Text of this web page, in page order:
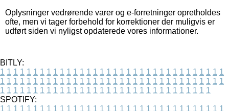
Oplysninger vedrørende varer og e-forretninger opretholdes
ofte, men vi tager forbehold for korrektioner der muligvis er
udført siden vi nyligst opdaterede vores informationer.
BITLY:
1 1 1 1 1 1 1 1 1 1 1 1 1 1 1 1 1 1 1 1 1 1 1 1 1 1 1 1 1 1 1 1 1 1
1 1 1 1 1 1 1 1 1 1 1 1 1 1 1 1 1 1 1 1 1 1 1 1 1 1 1 1 1 1 1 1 1 1
1 1 1 1 1 1 1 1 1 1 1 1 1 1 1 1 1 1 1 1 1 1 1 1 1 1 1 1 1 1 1 1
SPOTIFY:
1 1 1 1 1 1 1 1 1 1 1 1 1 1 1 1 1 1 1 1 1 1 1 1 1 1 1 1 1 1 1 1 1 1